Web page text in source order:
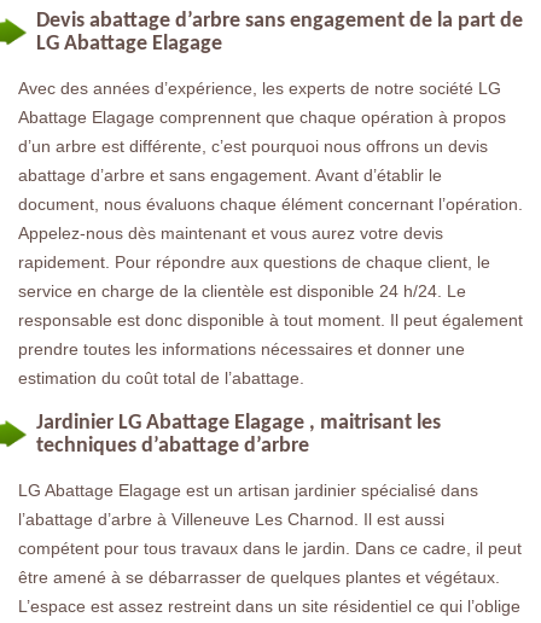
Devis abattage d’arbre sans engagement de la part de
LG Abattage Elagage
Avec des années d’expérience, les experts de notre société LG
Abattage Elagage comprennent que chaque opération à propos
d’un arbre est différente, c’est pourquoi nous offrons un devis
abattage d’arbre et sans engagement. Avant d’établir le
document, nous évaluons chaque élément concernant l’opération.
Appelez-nous dès maintenant et vous aurez votre devis
rapidement. Pour répondre aux questions de chaque client, le
service en charge de la clientèle est disponible 24 h/24. Le
responsable est donc disponible à tout moment. Il peut également
prendre toutes les informations nécessaires et donner une
estimation du coût total de l’abattage.
Jardinier LG Abattage Elagage , maitrisant les
techniques d’abattage d’arbre
LG Abattage Elagage est un artisan jardinier spécialisé dans
l’abattage d’arbre à Villeneuve Les Charnod. Il est aussi
compétent pour tous travaux dans le jardin. Dans ce cadre, il peut
être amené à se débarrasser de quelques plantes et végétaux.
L’espace est assez restreint dans un site résidentiel ce qui l’oblige